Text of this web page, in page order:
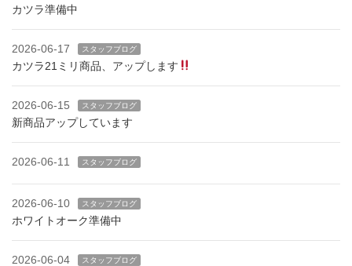
カツラ準備中
2026-06-17 スタッフブログ
カツラ21ミリ商品、アップします
2026-06-15 スタッフブログ
新商品アップしています
2026-06-11 スタッフブログ
2026-06-10 スタッフブログ
ホワイトオーク準備中
2026-06-04 スタッフブログ